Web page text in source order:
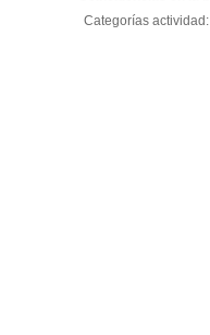
Categorías actividad: